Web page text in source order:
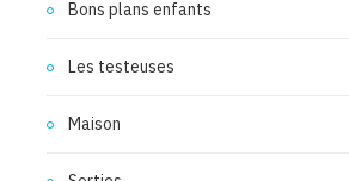
Bons plans enfants
Les testeuses
Maison